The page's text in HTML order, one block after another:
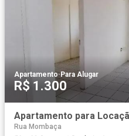
Apartamento·Para Alugar
R$ 1.300
Rua Mombaça